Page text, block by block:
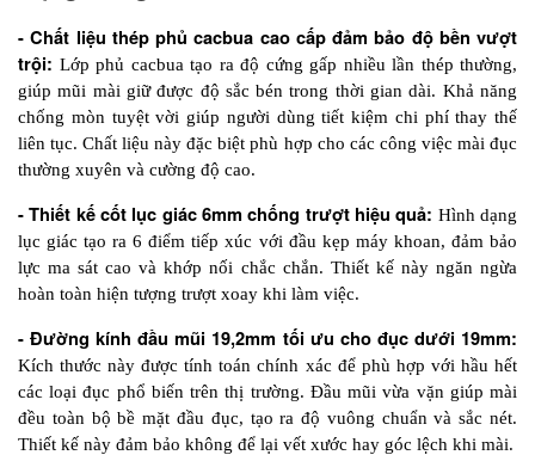
- Chất liệu thép phủ cacbua cao cấp đảm bảo độ bền vượt
trội: Lớp phủ cacbua tạo ra độ cứng gấp nhiều lần thép thường,
giúp mũi mài giữ được độ sắc bén trong thời gian dài. Khả năng
chống mòn tuyệt vời giúp người dùng tiết kiệm chi phí thay thế
liên tục. Chất liệu này đặc biệt phù hợp cho các công việc mài đục
thường xuyên và cường độ cao.
- Thiết kế cốt lục giác 6mm chống trượt hiệu quả: Hình dạng
lục giác tạo ra 6 điểm tiếp xúc với đầu kẹp máy khoan, đảm bảo
lực ma sát cao và khớp nối chắc chắn. Thiết kế này ngăn ngừa
hoàn toàn hiện tượng trượt xoay khi làm việc.
- Đường kính đầu mũi 19,2mm tối ưu cho đục dưới 19mm:
Kích thước này được tính toán chính xác để phù hợp với hầu hết
các loại đục phổ biến trên thị trường. Đầu mũi vừa vặn giúp mài
đều toàn bộ bề mặt đầu đục, tạo ra độ vuông chuẩn và sắc nét.
Thiết kế này đảm bảo không để lại vết xước hay góc lệch khi mài.